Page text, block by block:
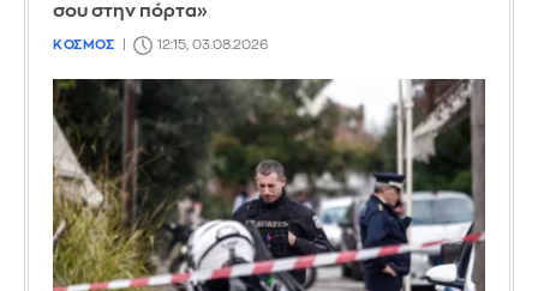
σου στην πόρτα»
ΚΟΣΜΟΣ 12:15, 03.08.2026